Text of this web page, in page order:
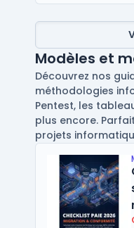
Modèles et
Découvrez nos
méthodologies
Pentest, les
plus encore.
projets